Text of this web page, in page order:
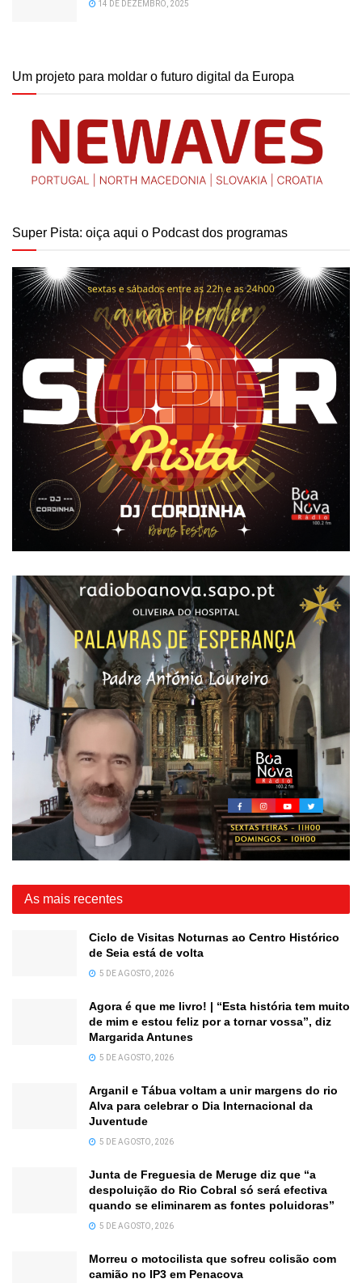
14 DE DEZEMBRO, 2025
Um projeto para moldar o futuro digital da Europa
Super Pista: oiça aqui o Podcast dos programas
As mais recentes
Ciclo de Visitas Noturnas ao Centro Histórico
de Seia está de volta
5 DE AGOSTO, 2026
Agora é que me livro! | “Esta história tem muito
de mim e estou feliz por a tornar vossa”, diz
Margarida Antunes
5 DE AGOSTO, 2026
Arganil e Tábua voltam a unir margens do rio
Alva para celebrar o Dia Internacional da
Juventude
5 DE AGOSTO, 2026
Junta de Freguesia de Meruge diz que “a
despoluição do Rio Cobral só será efectiva
quando se eliminarem as fontes poluidoras”
5 DE AGOSTO, 2026
Morreu o motocilista que sofreu colisão com
camião no IP3 em Penacova